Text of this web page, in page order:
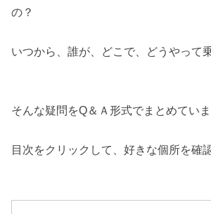
の？
いつから、誰が、どこで、どうやって
そんな疑問をQ＆Ａ形式でまとめていま
目次をクリックして、好きな個所を確